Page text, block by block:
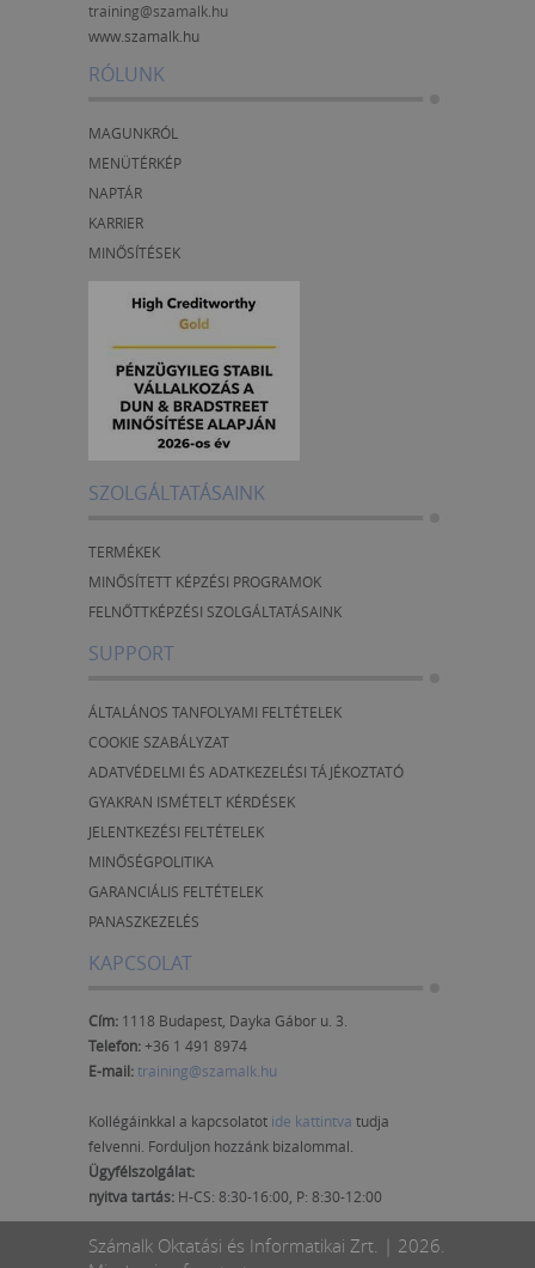
training@szamalk.hu
www.szamalk.hu
RÓLUNK
MAGUNKRÓL
MENÜTÉRKÉP
NAPTÁR
KARRIER
MINŐSÍTÉSEK
SZOLGÁLTATÁSAINK
TERMÉKEK
MINŐSÍTETT KÉPZÉSI PROGRAMOK
FELNŐTTKÉPZÉSI SZOLGÁLTATÁSAINK
SUPPORT
ÁLTALÁNOS TANFOLYAMI FELTÉTELEK
COOKIE SZABÁLYZAT
ADATVÉDELMI ÉS ADATKEZELÉSI TÁJÉKOZTATÓ
GYAKRAN ISMÉTELT KÉRDÉSEK
JELENTKEZÉSI FELTÉTELEK
MINŐSÉGPOLITIKA
GARANCIÁLIS FELTÉTELEK
PANASZKEZELÉS
KAPCSOLAT
Cím: 1118 Budapest, Dayka Gábor u. 3.
Telefon:+36 1 491 8974
E-mail:training@szamalk.hu
Kollégáinkkal a kapcsolatot ide kattintva tudja
felvenni. Forduljon hozzánk bizalommal.
Ügyfélszolgálat:
nyitva tartás: H-CS: 8:30-16:00, P: 8:30-12:00
Számalk Oktatási és Informatikai Zrt. | 2026.